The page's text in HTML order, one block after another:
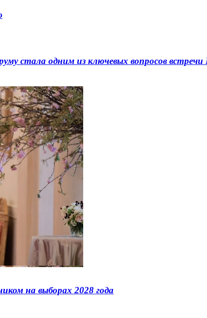
стала одним из ключевых вопросов
на выборах 2028 года